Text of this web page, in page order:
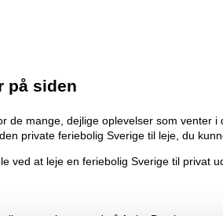
på siden
de mange, dejlige oplevelser som
private feriebolig Sverige til leje, du
at leje en feriebolig Sverige til privat